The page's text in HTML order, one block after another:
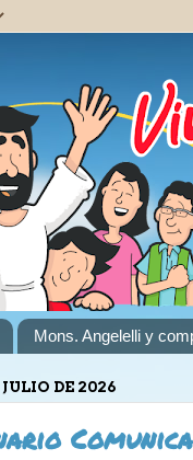
Mons. Angelelli y
JULIO DE 2026